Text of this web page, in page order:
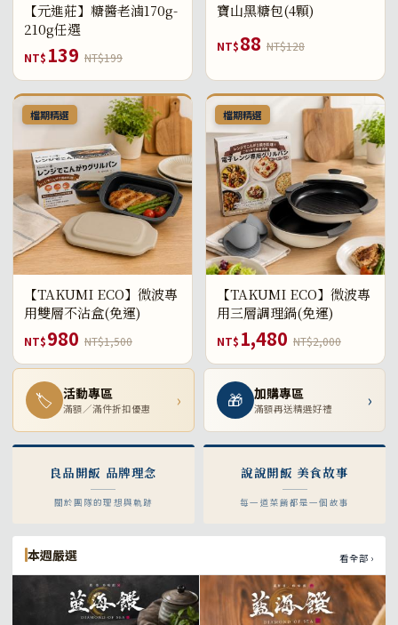
【元進莊】糖醬老滷170g-
210g任選
NT$ 139 NT$199
寶山黑糖包(4顆)
NT$88 NT$128
檔期精選
【TAKUMI ECO】微波專
用雙層不沾盒(免運)
NT$980 NT$1,500
檔期精選
【TAKUMI ECO】微波專
用三層調理鍋(免運)
NT$ 1,480 NT$2,000
🏷 活動專區
滿額／滿件折扣優惠 › 🎁 加購專區
滿額再送精選好禮 ›
良品開飯 品牌理念
關於團隊的理想與軌跡
說說開飯 美食故事
每一道菜餚都是一個故事
本週嚴選 看全部 ›